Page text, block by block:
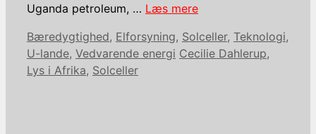
Uganda petroleum, … Læs mere
Kategorier
Bæredygtighed, Elforsyning, Solceller, Teknologi,
U-lande, Vedvarende energi Tags
Cecilie Dahlerup,
Lys i Afrika, Solceller